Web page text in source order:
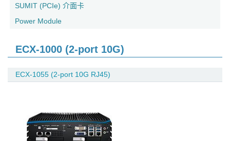
SUMIT (PCIe) 介面卡
Power Module
ECX-1000 (2-port 10G)
ECX-1055 (2-port 10G RJ45)